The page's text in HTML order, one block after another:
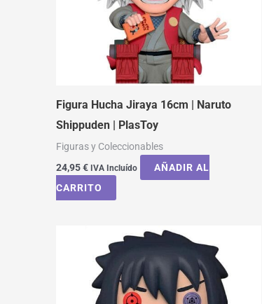
Figura Hucha Jiraya 16cm | Naruto
Shippuden | PlasToy
Figuras y Coleccionables
24,95€ IVA Incluído
AÑADIR AL
CARRITO